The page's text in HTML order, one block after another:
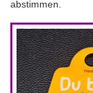
abstimmen.